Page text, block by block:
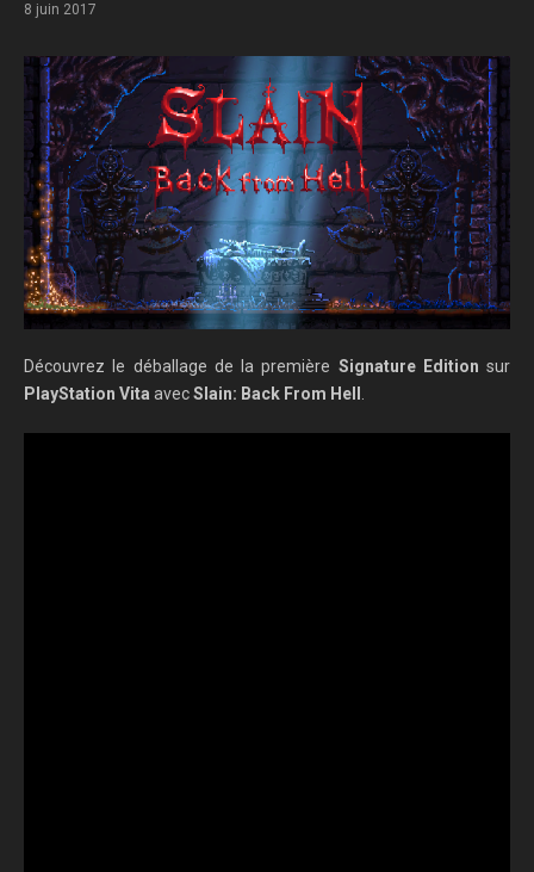
8 juin 2017
Découvrez le déballage de la première Signature Edition sur
PlayStation Vita avecSlain: Back From Hell